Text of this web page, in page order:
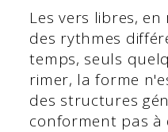
Les vers libres,
des rythmes
temps, seuls
rimer, la forme
des structures
conforment pas à